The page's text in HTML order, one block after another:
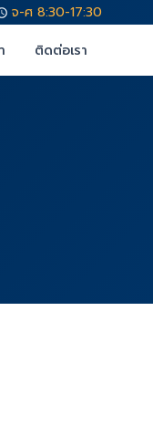
จ-ศ 8:30-17:30
ติดต่อเรา